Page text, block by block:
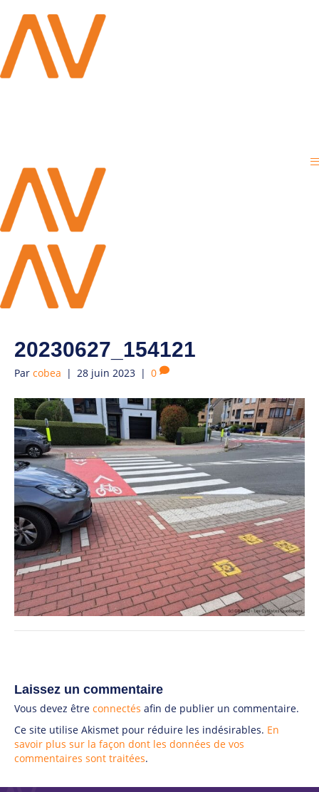
20230627_154121
Par cobea | 28 juin 2023 | 0
Laissez un commentaire
Vous devez être connectés afin de publier un commentaire.
Ce site utilise Akismet pour réduire les indésirables. En
savoir plus sur la façon dont les données de vos
commentaires sont traitées.